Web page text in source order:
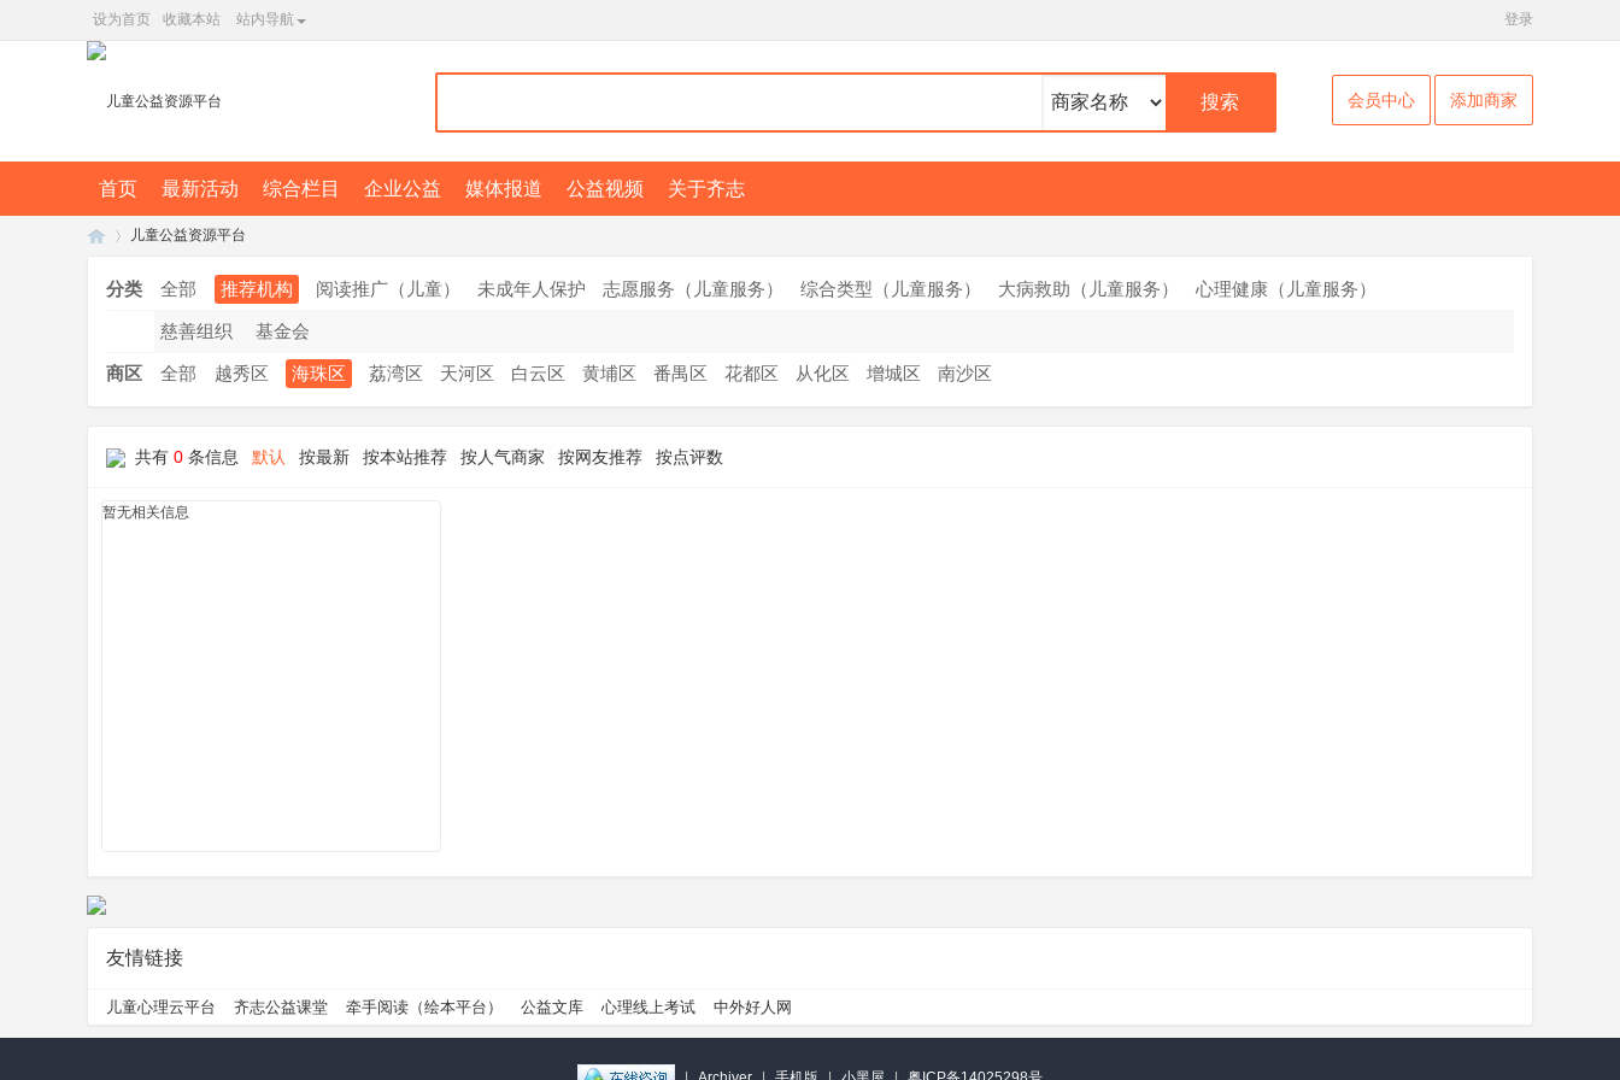
设为首页 收藏本站 站内导航 登录
搜索 会员中心 添加商家
首页 最新活动 综合栏目 企业公益 媒体报道 公益视频 关于齐志
儿童公益资源平台
分类 全部 推荐机构 阅读推广（儿童） 未成年人保护 志愿服务（儿童服务） 综合类型（儿童服务） 大病救助（儿童服务） 心理健康（儿童服务）
慈善组织 基金会
商区 全部 越秀区 海珠区 荔湾区 天河区 白云区 黄埔区 番禺区 花都区 从化区 增城区 南沙区
共有 0 条信息 默认 按最新 按本站推荐 按人气商家 按网友推荐 按点评数
暂无相关信息
友情链接
儿童心理云平台 齐志公益课堂 牵手阅读（绘本平台） 公益文库 心理线上考试 中外好人网